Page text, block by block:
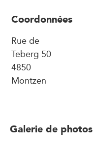
Coordonnées
Rue de
Teberg 50
4850
Montzen
Galerie de photos